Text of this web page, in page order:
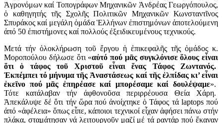
Ἀγρονόμων καί Τοπογράφων Μηχανικῶν Ἀνδρέας Γεωργόπουλος,
ὁ καθηγητής τῆς Σχολῆς Πολιτικῶν Μηχανικῶν Κωνσταντῖνος
Σπυράκος καί μεγάλη ὁμάδα Ἑλλήνων ἐπιστημόνων ἀποτελούμενη
ἀπό 50 ἐπιστήμονες καί πολλούς ἐξειδικευμένους τεχνικούς.
Μετά τήν ὁλοκλήρω­ση τοῦ ἔργου ἡ ἐπικεφαλῆς τῆς ὁμάδος κ.
Μοροπούλου δήλωσε ὅτι «αὐτό πού μᾶς συγκλόνισε ὅλους εἶναι
ὅτι ὁ τάφος τοῦ Χριστοῦ εἶναι ἕνας Τάφος Ζωντανός.
Ἐκπέμπει τό μήνυμα τῆς Ἀναστάσεως καί τῆς ἐλπίδας κι’ εἶναι
ἐκεῖνο πού μᾶς ἐπηρέασε καί μπορέσαμε καί δουλέψαμε».
Τότε κατάλαβαν τήν ἀφθονοῦσα περιρρέουσα Θεία Χάρη.
Ἀπεκάλυψε δέ ὅτι τήν ὥρα πού ἀνοίχτηκε ὁ Τάφος τά laptops πού
ἀπό «ἀφέλεια» ὅπως εἶπε, κάποιοι τεχνικοί εἶχαν ἀφήσει πάνω στήν
πλάκα, σταμάτησαν νά λειτουργοῦν μαζί μέ τά ραντάρ πού ἔκαναν